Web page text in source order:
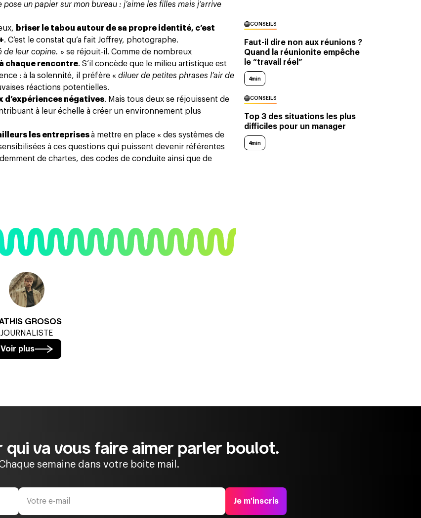
pose un papier sur mon bureau : j’aime les filles mais j’arrive
briser le tabou autour de sa propre identité, c’est
. C’est le constat qu’a fait Joffrey, photographe.
de leur copine. » se réjouit-il. Comme de nombreux
chaque rencontre. S’il concède que le milieu artistique est
: à la solennité, il préfère « diluer de petites phrases l’air de
réactions potentielles.
négatives. Mais tous deux se réjouissent de
à leur échelle à créer un environnement plus
les entreprisesà mettre en place « des systèmes de
à ces questions qui puissent devenir référentes
de chartes, des codes de conduite ainsi que de
GROSOS
JOURNALISTE
Voir plus
CONSEILS
Faut-il dire non aux réunions ?
Quand la réunionite empêche
le “travail réel”
4min
CONSEILS
Top 3 des situations les plus
difficiles pour un manager
4min
va vous faire aimer parler boulot.
semaine dans votre boite mail.
Je m'inscris